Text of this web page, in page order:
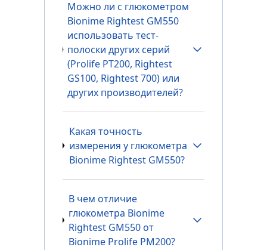
Можно ли с глюкометром
Bionime Rightest GM550
использовать тест-
полоски других серий
(Prolife PT200, Rightest
GS100, Rightest 700) или
других производителей?
Какая точность
измерения у глюкометра
Bionime Rightest GM550?
В чем отличие
глюкометра Bionime
Rightest GM550 от
Bionime Prolife PM200?